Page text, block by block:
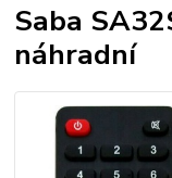
Saba
náhradní